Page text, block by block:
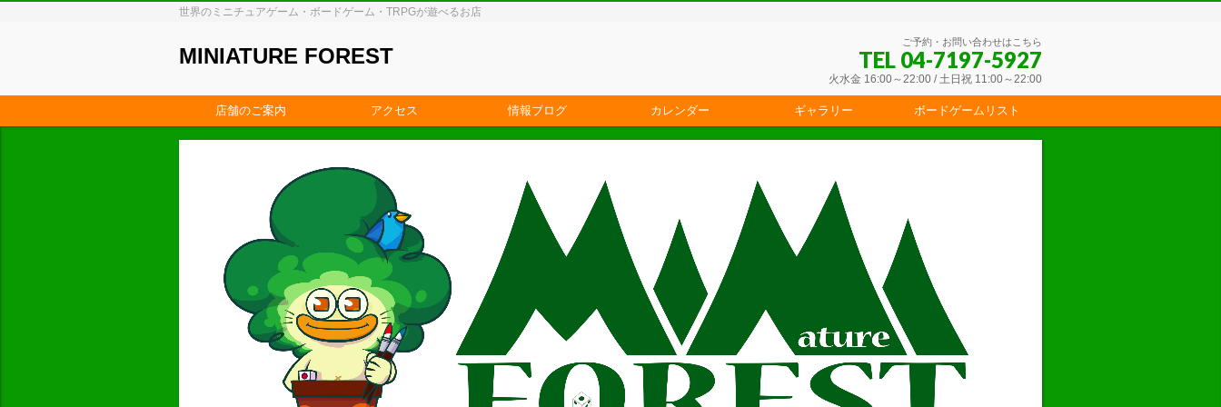
世界のミニチュアゲーム・ボードゲーム・TRPGが遊べるお店
MINIATURE FOREST
ご予約・お問い合わせはこちら
TEL 04-7197-5927
火水金 16:00～22:00 / 土日祝 11:00～22:00
店舗のご案内 アクセス 情報ブログ カレンダー ギャラリー ボードゲームリスト